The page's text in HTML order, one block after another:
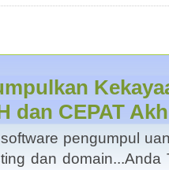
dan CEPAT
pengumpul
dan